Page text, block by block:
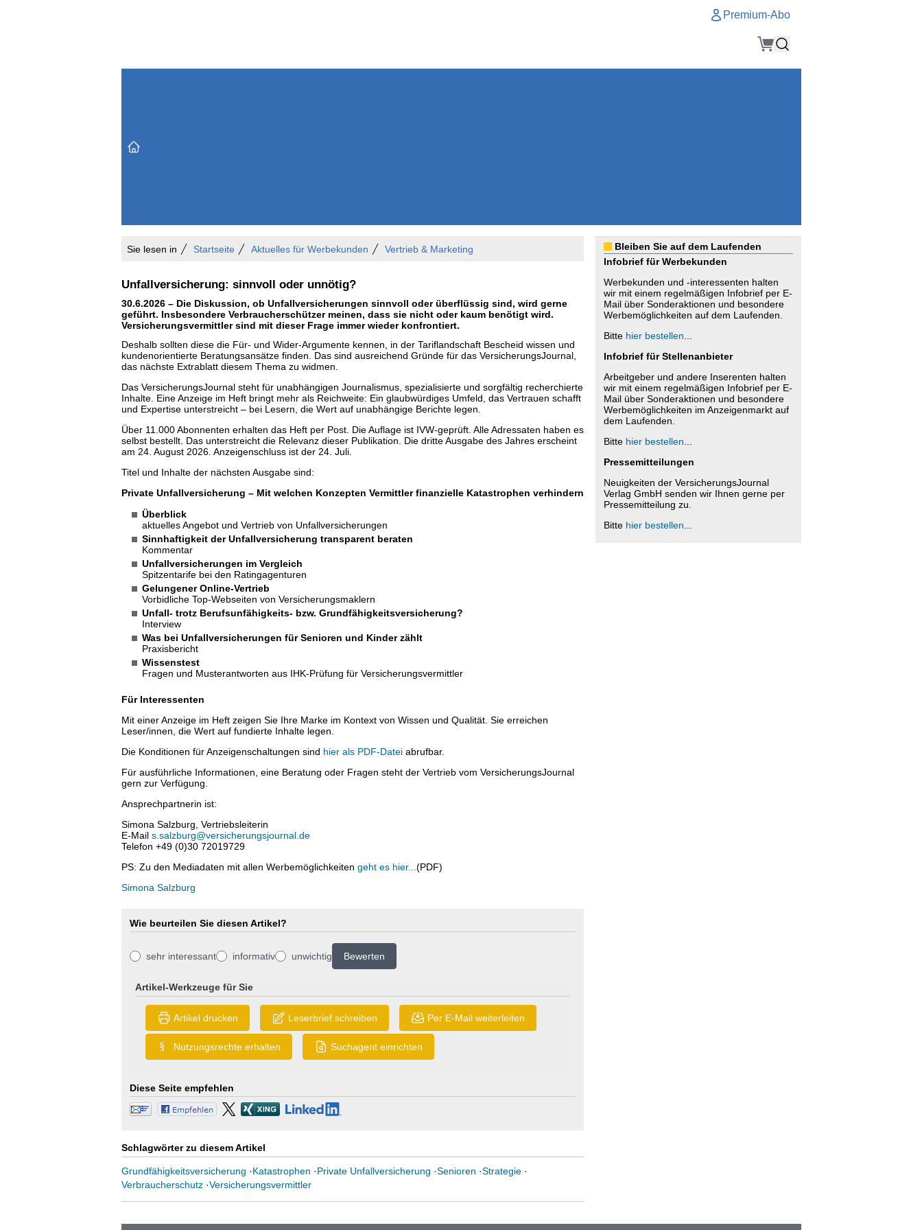
Premium-Abo
Sie lesen in Startseite Aktuelles für Werbekunden Vertrieb & Marketing
Unfallversicherung: sinnvoll oder unnötig?
30.6.2026 – Die Diskussion, ob Unfallversicherungen sinnvoll oder überflüssig sind, wird gerne
geführt. Insbesondere Verbraucherschützer meinen, dass sie nicht oder kaum benötigt wird.
Versicherungsvermittler sind mit dieser Frage immer wieder konfrontiert.
Deshalb sollten diese die Für- und Wider-Argumente kennen, in der Tariflandschaft Bescheid wissen und
kundenorientierte Beratungsansätze finden. Das sind ausreichend Gründe für das VersicherungsJournal,
das nächste Extrablatt diesem Thema zu widmen.
Das VersicherungsJournal steht für unabhängigen Journalismus, spezialisierte und sorgfältig recherchierte
Inhalte. Eine Anzeige im Heft bringt mehr als Reichweite: Ein glaubwürdiges Umfeld, das Vertrauen schafft
und Expertise unterstreicht – bei Lesern, die Wert auf unabhängige Berichte legen.
Über 11.000 Abonnenten erhalten das Heft per Post. Die Auflage ist IVW-geprüft. Alle Adressaten haben es
selbst bestellt. Das unterstreicht die Relevanz dieser Publikation. Die dritte Ausgabe des Jahres erscheint
am 24. August 2026. Anzeigenschluss ist der 24. Juli.
Titel und Inhalte der nächsten Ausgabe sind:
Private Unfallversicherung – Mit welchen Konzepten Vermittler finanzielle Katastrophen verhindern
Überblick
aktuelles Angebot und Vertrieb von Unfallversicherungen
Sinnhaftigkeit der Unfallversicherung transparent beraten
Kommentar
Unfallversicherungen im Vergleich
Spitzentarife bei den Ratingagenturen
Gelungener Online-Vertrieb
Vorbidliche Top-Webseiten von Versicherungsmaklern
Unfall- trotz Berufsunfähigkeits- bzw. Grundfähigkeitsversicherung?
Interview
Was bei Unfallversicherungen für Senioren und Kinder zählt
Praxisbericht
Wissenstest
Fragen und Musterantworten aus IHK-Prüfung für Versicherungsvermittler
Für Interessenten
Mit einer Anzeige im Heft zeigen Sie Ihre Marke im Kontext von Wissen und Qualität. Sie erreichen
Leser/innen, die Wert auf fundierte Inhalte legen.
Die Konditionen für Anzeigenschaltungen sind hier als PDF-Dateiabrufbar.
Für ausführliche Informationen, eine Beratung oder Fragen steht der Vertrieb vom VersicherungsJournal
gern zur Verfügung.
Ansprechpartnerin ist:
Simona Salzburg, Vertriebsleiterin
E-Mail s.salzburg@versicherungsjournal.de
Telefon +49 (0)30 72019729
PS: Zu den Mediadaten mit allen Werbemöglichkeiten geht es hier... (PDF)
Simona Salzburg
Wie beurteilen Sie diesen Artikel?
sehr interessant informativ unwichtig Bewerten
Artikel-Werkzeuge für Sie
Artikel drucken Leserbrief schreiben Per E-Mail weiterleiten
§ Nutzungsrechte erhalten Suchagent einrichten
Diese Seite empfehlen
Schlagwörter zu diesem Artikel
Grundfähigkeitsversicherung ·Katastrophen ·Private Unfallversicherung ·Senioren ·Strategie·
Verbraucherschutz·Versicherungsvermittler
Bleiben Sie auf dem Laufenden
Infobrief für Werbekunden
Werbekunden und -interessenten halten
wir mit einem regelmäßigen Infobrief per E-
Mail über Sonderaktionen und besondere
Werbemöglichkeiten auf dem Laufenden.
Bitte hier bestellen
Infobrief für Stellenanbieter
Arbeitgeber und andere Inserenten halten
wir mit einem regelmäßigen Infobrief per E-
Mail über Sonderaktionen und besondere
Werbemöglichkeiten im Anzeigenmarkt auf
dem Laufenden.
Bitte hier bestellen
Pressemitteilungen
Neuigkeiten der VersicherungsJournal
Verlag GmbH senden wir Ihnen gerne per
Pressemitteilung zu.
Bitte hier bestellen